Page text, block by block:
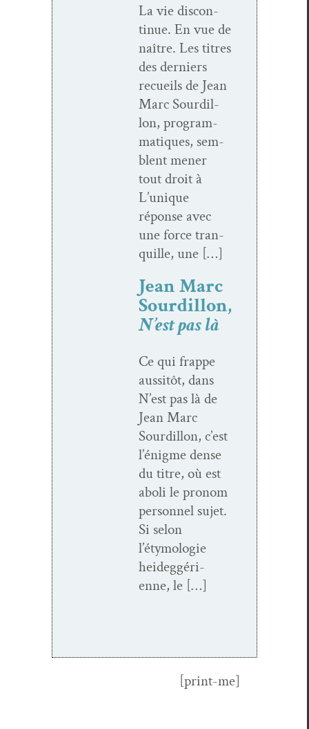
La vie dis­con­
tin­ue. En vue de
naître. Les titres
des derniers
recueils de Jean
Marc Sour­dil­
lon, pro­gram­
ma­tiques, sem­
blent men­er
tout droit à
L’unique
réponse avec
une force tran­
quille, une […]
Jean Marc
Sourdillon,
N’est pas là
Ce qui frappe
aus­sitôt, dans
N’est pas là de
Jean Marc
Sour­dil­lon, c’est
l’énigme dense
du titre, où est
aboli le pronom
per­son­nel sujet.
Si selon
l’étymologie
hei­deg­géri­
enne, le […]
[print-me]